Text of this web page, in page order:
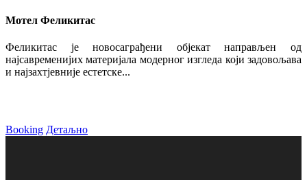
Мотел Феликитас
Феликитас је новосаграђени објекат направљен од
најсавременијих материјала модерног изгледа који задовољава
и најзахтјевније естетске...
Booking Детаљно